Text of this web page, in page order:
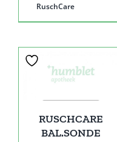
RuschCare
RUSCHCARE
BAL.SONDE